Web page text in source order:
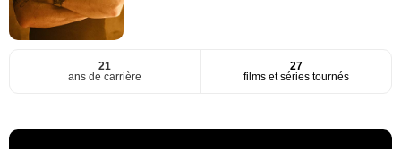
21
ans de carrière
27
films et séries tournés